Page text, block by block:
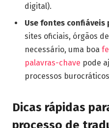
digital).
Use fontes
sites oficiais, órgãos
necessário, uma boa
palavras-chave pode
processos
Dicas rápidas
processo de